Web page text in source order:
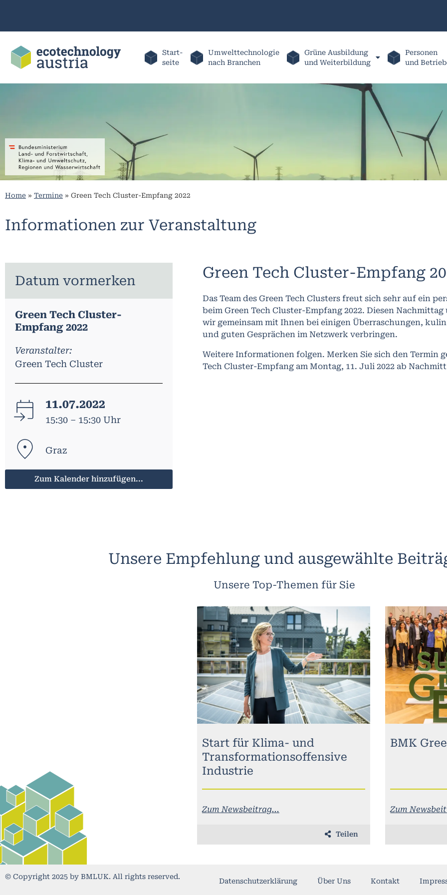
Start-
seite
Umwelttechnologie
nach Branchen
Grüne Ausbildung
und Weiterbildung
Personen
und
Home » Termine » Green Tech Cluster-Empfang 2022
Informationen zur Veranstaltung
Datum vormerken
Green Tech Cluster-
Empfang 2022
Veranstalter:
Green Tech Cluster
11.07.2022
15:30 – 15:30 Uhr
Graz
Zum Kalender hinzufügen...
Green Tech Cluster-Empfang
Das Team des Green Tech Clusters freut sich sehr auf ein
beim Green Tech Cluster-Empfang 2022. Diesen
wir gemeinsam mit Ihnen bei einigen Überraschungen,
und guten Gesprächen im Netzwerk verbringen.
Weitere Informationen folgen. Merken Sie sich den Termin
Tech Cluster-Empfang am Montag, 11. Juli 2022 ab
Unsere Empfehlung und ausgewählte
Unsere Top-Themen für Sie
Start für Klima- und
Transformationsoffensive
Industrie
Zum Newsbeitrag...
Teilen
BMK
Zum
© Copyright 2025 by BMLUK. All rights reserved.
Datenschutzerklärung Über Uns Kontakt